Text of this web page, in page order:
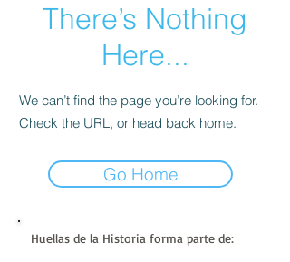
There’s Nothing
Here...
We can’t find the page you’re looking for.
Check the URL, or head back home.
Go Home
Huellas de la Historia forma parte de: